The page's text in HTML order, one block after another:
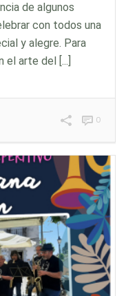
de algunos
con todos una
y alegre. Para
arte del [...]
0